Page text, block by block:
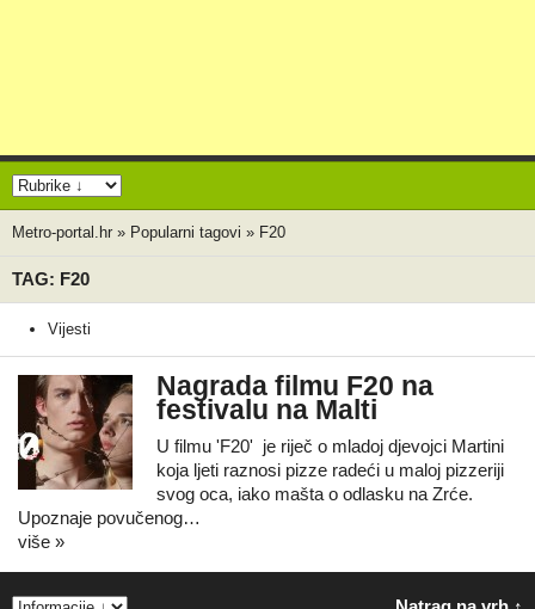
Metro-portal.hr » Popularni tagovi » F20
TAG: F20
Vijesti
Nagrada filmu F20 na
festivalu na Malti
U filmu 'F20' je riječ o mladoj djevojci Martini
koja ljeti raznosi pizze radeći u maloj pizzeriji
svog oca, iako mašta o odlasku na Zrće.
Upoznaje povučenog…
više »